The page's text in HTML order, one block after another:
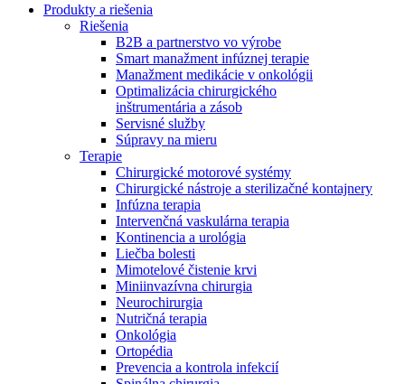
Produktový katalóg​
Objavte naše produkty. ​Navštívte produktový katalóg B.
Braun​ s našim kompletným produktovým portfóliom.​
Nefrologické ambulancie
V nefrologických ambulanciách prevádzkujeme poradenstvo
a prípravu pacientov k jednotlivým metódam náhrady funkcie
obličiek. Zvoľte si mesto, ktoré potrebujete a navštívte nás.
Zostaňte v dialógu s B. Braun. Kontaktujte nás.
Produkty a riešenia
Riešenia
B2B a partnerstvo vo výrobe
Smart manažment infúznej terapie
Manažment medikácie v onkológii
Optimalizácia chirurgického
inštrumentária a zásob
Servisné služby
Súpravy na mieru
Terapie
Chirurgické motorové systémy
Chirurgické nástroje a sterilizačné kontajnery
Infúzna terapia
Intervenčná vaskulárna terapia
Kontinencia a urológia
Liečba bolesti
Mimotelové čistenie krvi
Miniinvazívna chirurgia
Neurochirurgia
Nutričná terapia
Onkológia
Ortopédia
Prevencia a kontrola infekcií